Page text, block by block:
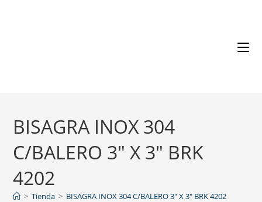
BISAGRA INOX 304
C/BALERO 3″ X 3″ BRK
4202
> Tienda > BISAGRA INOX 304 C/BALERO 3″ X 3″ BRK 4202